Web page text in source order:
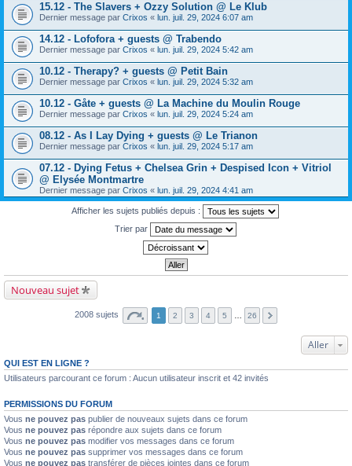
15.12 - The Slavers + Ozzy Solution @ Le Klub
Dernier message par Crixos « lun. juil. 29, 2024 6:07 am
14.12 - Lofofora + guests @ Trabendo
Dernier message par Crixos « lun. juil. 29, 2024 5:42 am
10.12 - Therapy? + guests @ Petit Bain
Dernier message par Crixos « lun. juil. 29, 2024 5:32 am
10.12 - Gåte + guests @ La Machine du Moulin Rouge
Dernier message par Crixos « lun. juil. 29, 2024 5:24 am
08.12 - As I Lay Dying + guests @ Le Trianon
Dernier message par Crixos « lun. juil. 29, 2024 5:17 am
07.12 - Dying Fetus + Chelsea Grin + Despised Icon + Vitriol
@ Elysée Montmartre
Dernier message par Crixos « lun. juil. 29, 2024 4:41 am
Afficher les sujets publiés depuis :
Trier par
Nouveau sujet
2008 sujets 1 2 3 4 5 26
Aller
QUI EST EN LIGNE ?
Utilisateurs parcourant ce forum : Aucun utilisateur inscrit et 42 invités
PERMISSIONS DU FORUM
Vous ne pouvez pas publier de nouveaux sujets dans ce forum
Vous ne pouvez pas répondre aux sujets dans ce forum
Vous ne pouvez pas modifier vos messages dans ce forum
Vous ne pouvez pas supprimer vos messages dans ce forum
Vous ne pouvez pas transférer de pièces jointes dans ce forum